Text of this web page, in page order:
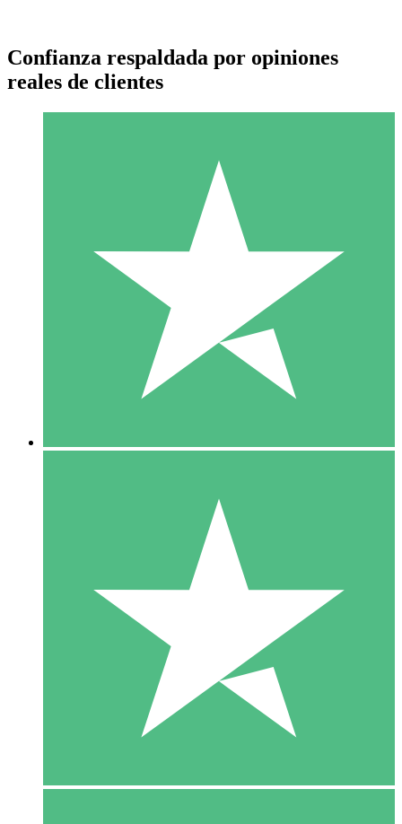
Paquetes de Créditos Individuales
Paga según el uso con créditos de descarga. Sin compromiso
10 00
10 Descargas
20 00
Confianza respaldada por opiniones
reales de clientes